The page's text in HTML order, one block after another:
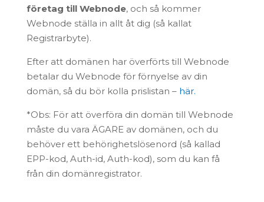
företag till Webnode, och så kommer
Webnode ställa in allt åt dig (så kallat
Registrarbyte).
Efter att domänen har överförts till Webnode
betalar du Webnode för förnyelse av din
domän, så du bör kolla prislistan –här.
*Obs: För att överföra din domän till Webnode
måste du vara ÄGARE av domänen, och du
behöver ett behörighetslösenord (så kallad
EPP-kod, Auth-id, Auth-kod), som du kan få
från din domänregistrator.